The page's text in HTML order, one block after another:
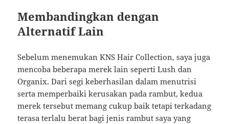
Membandingkan dengan
Alternatif Lain
Sebelum menemukan KNS Hair Collection, saya juga
mencoba beberapa merek lain seperti Lush dan
Organix. Dari segi keberhasilan dalam menutrisi
serta memperbaiki kerusakan pada rambut, kedua
merek tersebut memang cukup baik tetapi terkadang
terasa terlalu berat bagi jenis rambut saya yang